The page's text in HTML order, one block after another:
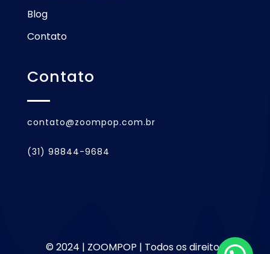
Blog
Contato
Contato
contato@zoompop.com.br
(31) 98844-9684
© 2024 | ZOOMPOP | Todos os direitos